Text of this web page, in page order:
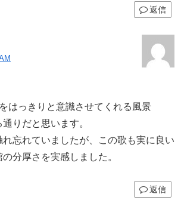
返信
はっきりと意識させてくれる風景
りだと思います。
忘れていましたが、この歌も実に良い
分厚さを実感しました。
返信